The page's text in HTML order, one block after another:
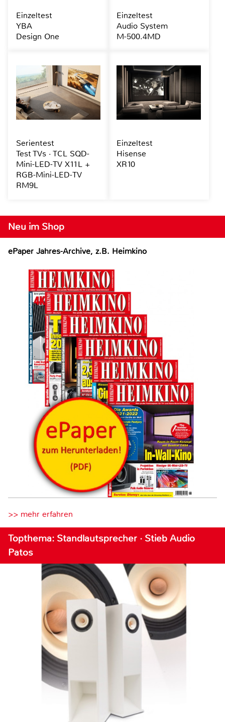
Neu im Shop
ePaper Jahres-Archive, z.B. Heimkino
>> mehr erfahren
Topthema: Standlautsprecher · Stieb Audio
Patos
Einzeltest
YBA
Design One
Einzeltest
Audio System
M-500.4MD
Serientest
Test TVs · TCL SQD-
Mini-LED-TV X11L +
RGB-Mini-LED-TV
RM9L
Einzeltest
Hisense
XR10